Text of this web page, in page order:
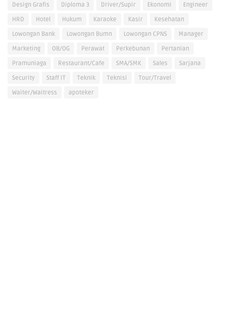
Design Grafis
Diploma 3 Driver/Supir Ekonomi
Engineer
HRD
Hotel Hukum Karaoke Kasir
Kesehatan
Lowongan Bank
Lowongan Bumn Lowongan CPNS
Manager
Marketing
OB/OG Perawat Perkebunan
Pertanian
Pramuniaga
Restaurant/Cafe SMA/SMK Sales
Sarjana
Security
Staff IT Teknik Teknisi
Tour/Travel
Waiter/Waitress
apoteker